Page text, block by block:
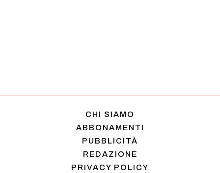
CHI SIAMO
ABBONAMENTI
PUBBLICITÀ
REDAZIONE
PRIVACY POLICY